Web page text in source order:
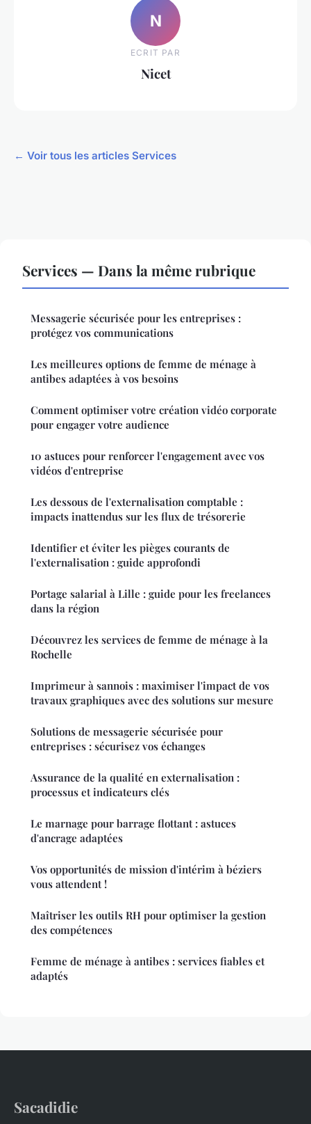
N
ECRIT PAR
Nicet
← Voir tous les articles Services
Services — Dans la même rubrique
Messagerie sécurisée pour les entreprises :
protégez vos communications
Les meilleures options de femme de ménage à
antibes adaptées à vos besoins
Comment optimiser votre création vidéo corporate
pour engager votre audience
10 astuces pour renforcer l'engagement avec vos
vidéos d'entreprise
Les dessous de l'externalisation comptable :
impacts inattendus sur les flux de trésorerie
Identifier et éviter les pièges courants de
l'externalisation : guide approfondi
Portage salarial à Lille : guide pour les freelances
dans la région
Découvrez les services de femme de ménage à la
Rochelle
Imprimeur à sannois : maximiser l'impact de vos
travaux graphiques avec des solutions sur mesure
Solutions de messagerie sécurisée pour
entreprises : sécurisez vos échanges
Assurance de la qualité en externalisation :
processus et indicateurs clés
Le marnage pour barrage flottant : astuces
d'ancrage adaptées
Vos opportunités de mission d'intérim à béziers
vous attendent !
Maîtriser les outils RH pour optimiser la gestion
des compétences
Femme de ménage à antibes : services fiables et
adaptés
Sacadidie